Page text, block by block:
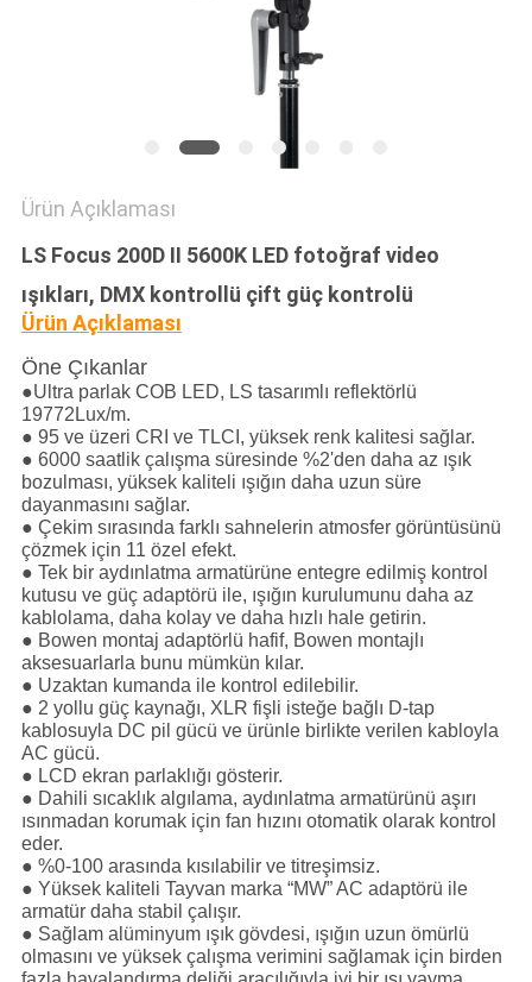
Ürün Açıklaması
LS Focus 200D II 5600K LED fotoğraf video
ışıkları, DMX kontrollü çift güç kontrolü
Ürün Açıklaması
Öne Çıkanlar
●Ultra parlak COB LED, LS tasarımlı reflektörlü
19772Lux/m.
● 95 ve üzeri CRI ve TLCI, yüksek renk kalitesi sağlar.
● 6000 saatlik çalışma süresinde %2'den daha az ışık
bozulması, yüksek kaliteli ışığın daha uzun süre
dayanmasını sağlar.
● Çekim sırasında farklı sahnelerin atmosfer görüntüsünü
çözmek için 11 özel efekt.
● Tek bir aydınlatma armatürüne entegre edilmiş kontrol
kutusu ve güç adaptörü ile, ışığın kurulumunu daha az
kablolama, daha kolay ve daha hızlı hale getirin.
● Bowen montaj adaptörlü hafif, Bowen montajlı
aksesuarlarla bunu mümkün kılar.
● Uzaktan kumanda ile kontrol edilebilir.
● 2 yollu güç kaynağı, XLR fişli isteğe bağlı D-tap
kablosuyla DC pil gücü ve ürünle birlikte verilen kabloyla
AC gücü.
● LCD ekran parlaklığı gösterir.
● Dahili sıcaklık algılama, aydınlatma armatürünü aşırı
ısınmadan korumak için fan hızını otomatik olarak kontrol
eder.
● %0-100 arasında kısılabilir ve titreşimsiz.
● Yüksek kaliteli Tayvan marka “MW” AC adaptörü ile
armatür daha stabil çalışır.
● Sağlam alüminyum ışık gövdesi, ışığın uzun ömürlü
olmasını ve yüksek çalışma verimini sağlamak için birden